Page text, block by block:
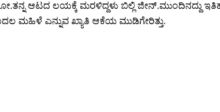
ಆಟದ ಲಯಕ್ಕೆ ಮರಳಿದ್ದಳು ಬಿಲ್ಲಿ ಜೀನ್.ಮುಂದಿನದ್ದು
ಮಹಿಳೆ ಎನ್ನುವ ಖ್ಯಾತಿ ಆಕೆಯ ಮುಡಿಗೇರಿತ್ತು.